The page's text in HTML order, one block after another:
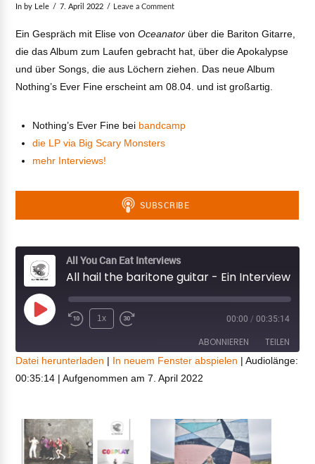
In by Lele 7. April 2022 Leave a Comment
Ein Gespräch mit Elise vonOceanator über die Bariton Gitarre,
die das Album zum Laufen gebracht hat, über die Apokalypse
und über Songs, die aus Löchern ziehen. Das neue Album
Nothing’s Ever Fine erscheint am 08.04. und ist großartig.
Nothing’s Ever Fine bei bandcamp
die LP via Big Scary Monsters
mehr Interviews!
All You Can Eat Interviews
Play
1x 00:00 / 00:35:14
ABONNIEREN TEILEN
TEILEN
EMBED
Datei herunterladen | In neuem Fenster abspielen |Audiolänge:
00:35:14 |Aufgenommen am 7. April 2022